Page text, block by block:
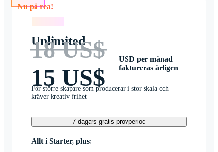
Nu på rea!
Unlimited
18 US$
15 US$
USD per månad
faktureras årligen
För större skapare som producerar i stor skala och
kräver kreativ frihet
7 dagars gratis provperiod
Allt i Starter, plus: